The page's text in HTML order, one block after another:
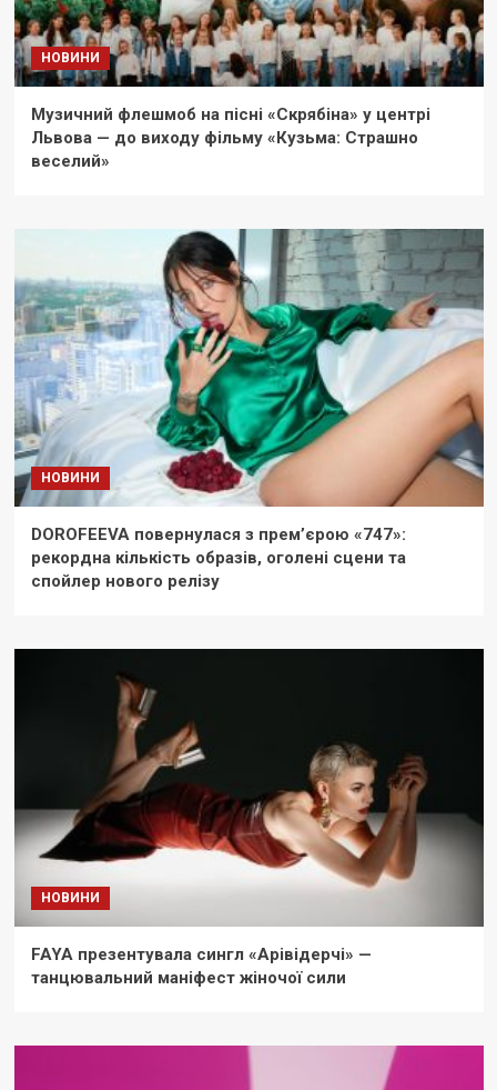
НОВИНИ
Музичний флешмоб на пісні «Скрябіна» у центрі
Львова — до виходу фільму «Кузьма: Страшно
веселий»
НОВИНИ
DOROFEEVA повернулася з прем’єрою «747»:
рекордна кількість образів, оголені сцени та
спойлер нового релізу
НОВИНИ
FAYA презентувала сингл «Арівідерчі» —
танцювальний маніфест жіночої сили